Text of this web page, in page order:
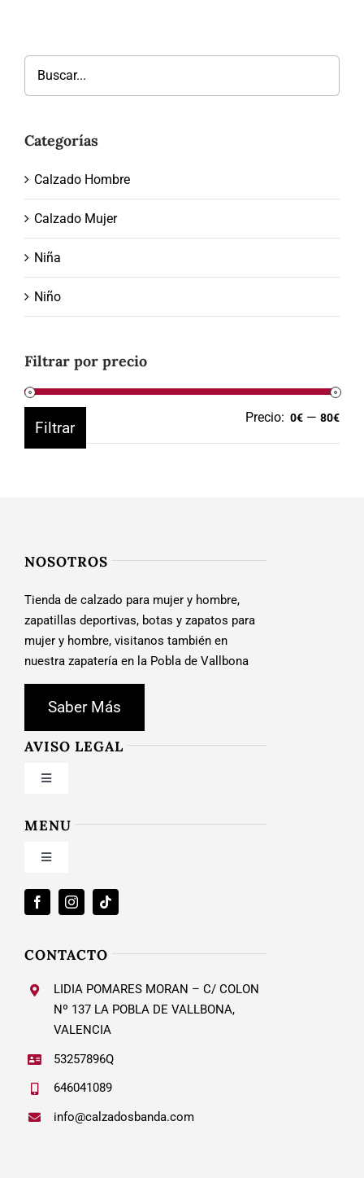
Categorías
Calzado Hombre
Calzado Mujer
Niña
Niño
Filtrar por precio
Filtrar
Precio: 0€ — 80€
NOSOTROS
Tienda de calzado para mujer y hombre,
zapatillas deportivas, botas y zapatos para
mujer y hombre, visitanos también en
nuestra zapatería en la Pobla de Vallbona
Saber Más
AVISO LEGAL
Toggle
Condiciones de uso
Condiciones de contratación
Envío y plazos entrega
Devoluciones y cambios
MENU
Toggle
Inicio
Nosotros
Calzado Mujer
Blog
CONTACTO
LIDIA POMARES MORAN – C/ COLON
Nº 137 LA POBLA DE VALLBONA,
VALENCIA
53257896Q
646041089
info@calzadosbanda.com